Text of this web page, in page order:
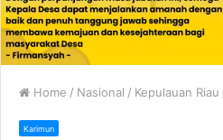
Home / Nasional / Kepulauan Riau
Karimun